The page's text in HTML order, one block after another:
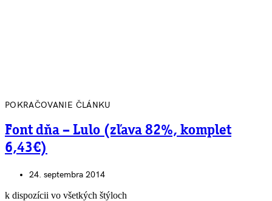
POKRAČOVANIE ČLÁNKU
Font dňa – Lulo (zľava 82%, komplet
6,43€)
24. septembra 2014
k dispozícii vo všetkých štýloch